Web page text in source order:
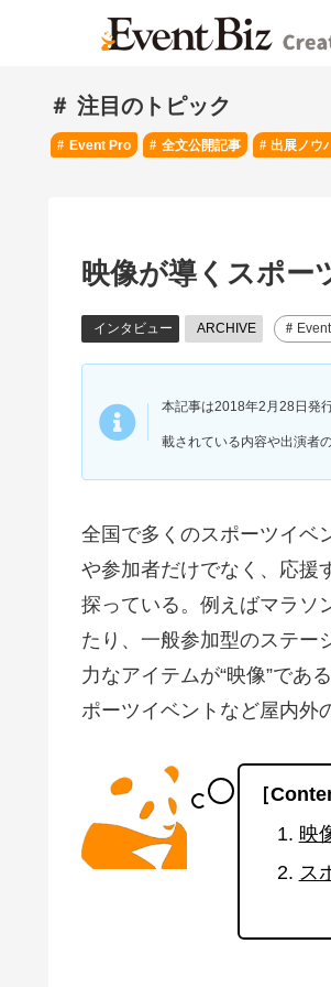
＃ 注目のトピック
Event Pro 全文公開記事 出展ノウ
映像が導くスポー
インタビュー ARCHIVE
本記事は2018年2月28日発
載されている内容や出演者
全国で多くのスポーツイベ
や参加者だけでなく、応援
探っている。例えばマラソ
たり、一般参加型のステー
力なアイテムが“映像”であ
ポーツイベントなど屋内外
［
映
ス